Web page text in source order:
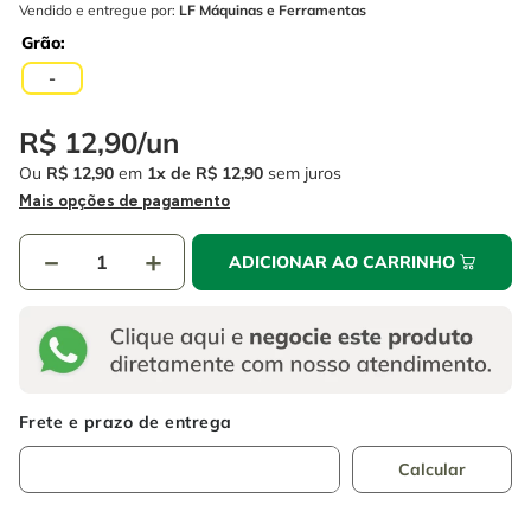
Vendido e entregue por: LF Máquinas e Ferramentas
Grão
-
R$ 12,90/un
Ou R$ 12,90 em 1 R$ 12,90 sem juros
Mais opções de pagamento
＋
－ ADICIONAR AO CARRINHO
5º serra circular
6º
8 fio
9º lavadora alta pressão
º esmerilhadeira
º serra copo
º luva
º
º lavadora alta pressão
alicate